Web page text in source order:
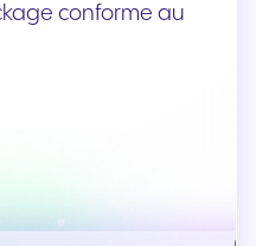
conforme au